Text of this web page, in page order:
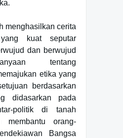
menghasilkan cerita
kuat seputar
dan berwujud
tentang
etika yang
berdasarkan
didasarkan pada
politik di tanah
membantu orang-
Bangsa